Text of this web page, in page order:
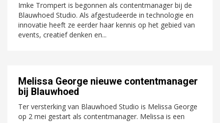
Imke Trompert is begonnen als contentmanager bij de
Blauwhoed Studio. Als afgestudeerde in technologie en
innovatie heeft ze eerder haar kennis op het gebied van
events, creatief denken en...
Melissa George nieuwe contentmanager
bij Blauwhoed
Ter versterking van Blauwhoed Studio is Melissa George
op 2 mei gestart als contentmanager. Melissa is een